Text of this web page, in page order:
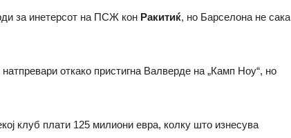
за инетерсот на ПСЖ кон Ракитиќ, но Барселона не сака
откако пристигна Валверде на „Камп Ноу“, но
клуб плати 125 милиони евра, колку што изнесува